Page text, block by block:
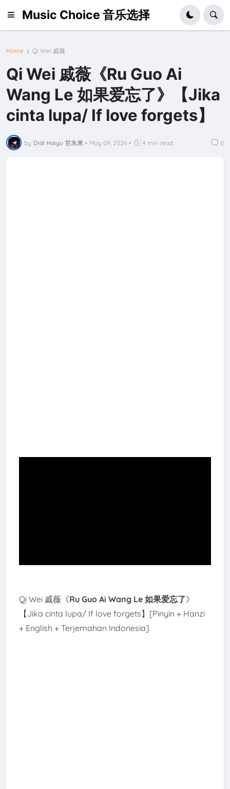
Music Choice 音乐选择
Home Qi Wei 戚薇
Qi Wei 戚薇《Ru Guo Ai
Wang Le 如果爱忘了》【Jika
cinta lupa/ If love forgets】
by Didi Haiyu 甘永来 • May 09, 2026 • 4 min read 0
Qi Wei 戚薇《Ru Guo Ai Wang Le 如果爱忘了》
【Jika cinta lupa/ If love forgets】[Pinyin + Hanzi
+ English + Terjemahan Indonesia]